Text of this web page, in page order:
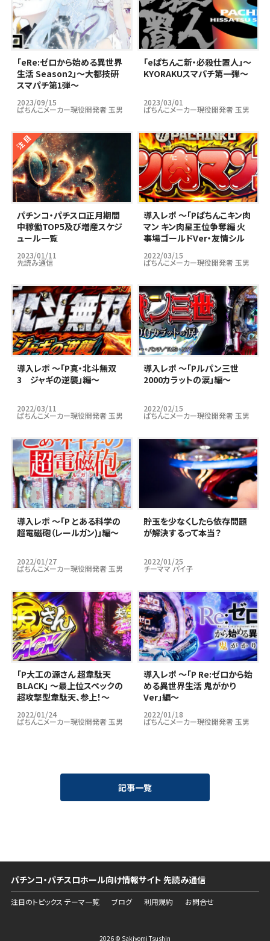
｢eRe:ゼロから始める異世界
生活 Season2」～大都技研
スマパチ第1弾～
2023/09/15
ぱちんこメーカー現役開発者 玉男
｢eぱちんこ新・必殺仕置人」～
KYORAKUスマパチ第一弾～
2023/03/01
ぱちんこメーカー現役開発者 玉男
パチンコ・パチスロ正月期間
中稼働TOP5及び増産スケジ
ュール一覧
2023/01/11
先読み通信
導入レポ ～「Pぱちんこキン肉
マン キン肉星王位争奪編 火
事場ゴールドVer・友情シル
バーVer」編～
2022/03/15
ぱちんこメーカー現役開発者 玉男
導入レポ ～「P真・北斗無双
3 ジャギの逆襲」編～
2022/03/11
ぱちんこメーカー現役開発者 玉男
導入レポ ～「Pルパン三世
2000カラットの涙」編～
2022/02/15
ぱちんこメーカー現役開発者 玉男
導入レポ ～「P とある科学の
超電磁砲（レールガン)」編～
2022/01/27
ぱちんこメーカー現役開発者 玉男
貯玉を少なくしたら依存問題
が解決するって本当？
2022/01/25
チーママ パイ子
｢P大工の源さん 超韋駄天
BLACK」 ～最上位スペックの
超攻撃型韋駄天、参上！～
2022/01/24
ぱちんこメーカー現役開発者 玉男
導入レポ ～「P Re:ゼロから始
める異世界生活 鬼がかり
Ver」編～
2022/01/18
ぱちんこメーカー現役開発者 玉男
記事一覧
パチンコ・パチスロホール向け情報サイト 先読み通信
注目のトピックス テーマ一覧 ブログ 利用規約 お問合せ
2026 © Sakiyomi Tsushin